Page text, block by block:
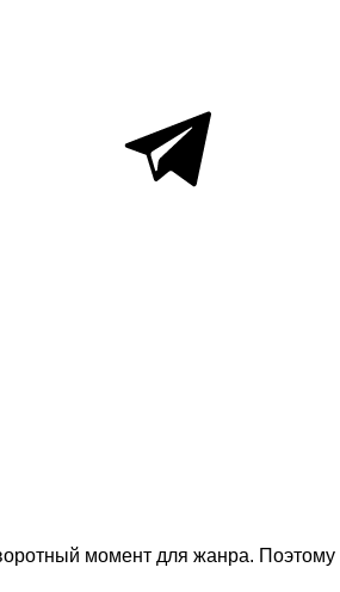
момент для жанра. Поэтому